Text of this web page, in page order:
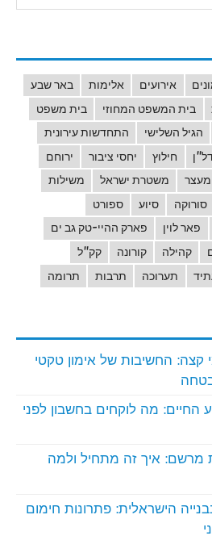
אירועים אלימות
באר שבע
בית המשפט המחוזי
בית משפט
הגיל השלישי
התחדשות עירונית
חילוץ יחסי ציבור
ירוחם
מעצר משטרת ישראל
משילות
סורוקה סיוע
ספורט
פאר לוין
פארק ההיי-טק גב ים
קהילה קורונה
קק"ל
תערוכה תרבות תרומה
קצה: החשיבות של אימון טקטי
החיים: מה לוקחים בחשבון לפני
מרשם: איך זה מתחיל ולמה
הישראלית: פתרונות חימום